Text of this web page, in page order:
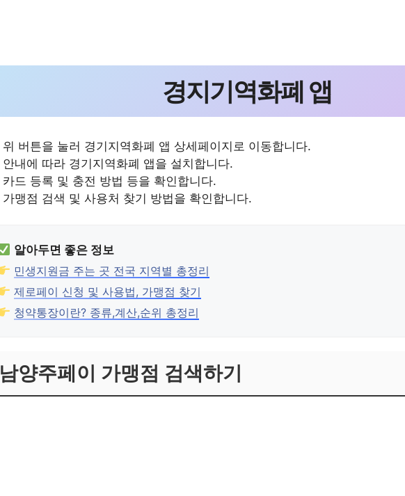
경지기역화폐 앱
위 버튼을 눌러 경기지역화폐 앱 상세페이지로 이동합니다.
안내에 따라 경기지역화폐 앱을 설치합니다.
카드 등록 및 충전 방법 등을 확인합니다.
가맹점 검색 및 사용처 찾기 방법을 확인합니다.
알아두면 좋은 정보
민생지원금 주는 곳 전국 지역별 총정리
제로페이 신청 및 사용법, 가맹점 찾기
청약통장이란? 종류,계산,순위 총정리
남양주페이 가맹점 검색하기